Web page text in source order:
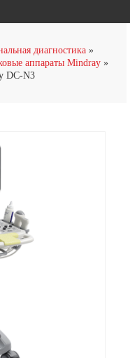
диагностика
аппараты Mindray
DC-N3